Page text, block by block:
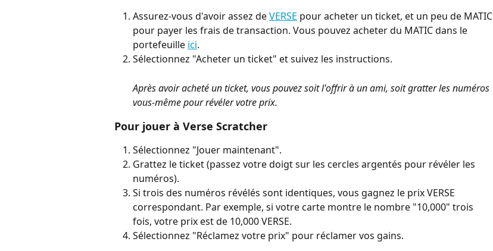
Assurez-vous d'avoir assez de VERSE pour acheter un ticket, et un peu de MATIC
pour payer les frais de transaction. Vous pouvez acheter du MATIC dans le
portefeuille ici.
Sélectionnez "Acheter un ticket" et suivez les instructions.
Après avoir acheté un ticket, vous pouvez soit l'offrir à un ami, soit gratter les numéros
vous-même pour révéler votre prix.
Pour jouer à Verse Scratcher
Sélectionnez "Jouer maintenant".
Grattez le ticket (passez votre doigt sur les cercles argentés pour révéler les
numéros).
Si trois des numéros révélés sont identiques, vous gagnez le prix VERSE
correspondant. Par exemple, si votre carte montre le nombre "10,000" trois
fois, votre prix est de 10,000 VERSE.
Sélectionnez "Réclamez votre prix" pour réclamer vos gains.